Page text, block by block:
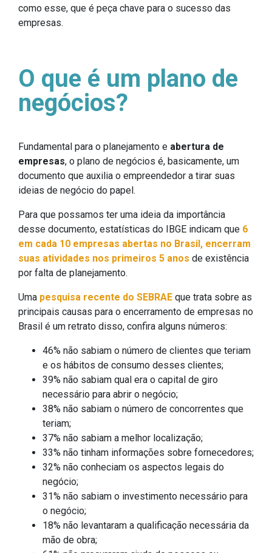
como esse, que é peça chave para o sucesso das
empresas.
O que é um plano de
negócios?
Fundamental para o planejamento e abertura de
empresas, o plano de negócios é, basicamente, um
documento que auxilia o empreendedor a tirar suas
ideias de negócio do papel.
Para que possamos ter uma ideia da importância
desse documento, estatísticas do IBGE indicam que 6
em cada 10 empresas abertas no Brasil, encerram
suas atividades nos primeiros 5 anos de existência
por falta de planejamento.
Uma pesquisa recente do SEBRAE que trata sobre as
principais causas para o encerramento de empresas no
Brasil é um retrato disso, confira alguns números:
46% não sabiam o número de clientes que teriam
e os hábitos de consumo desses clientes;
39% não sabiam qual era o capital de giro
necessário para abrir o negócio;
38% não sabiam o número de concorrentes que
teriam;
37% não sabiam a melhor localização;
33% não tinham informações sobre fornecedores;
32% não conheciam os aspectos legais do
negócio;
31% não sabiam o investimento necessário para
o negócio;
18% não levantaram a qualificação necessária da
mão de obra;